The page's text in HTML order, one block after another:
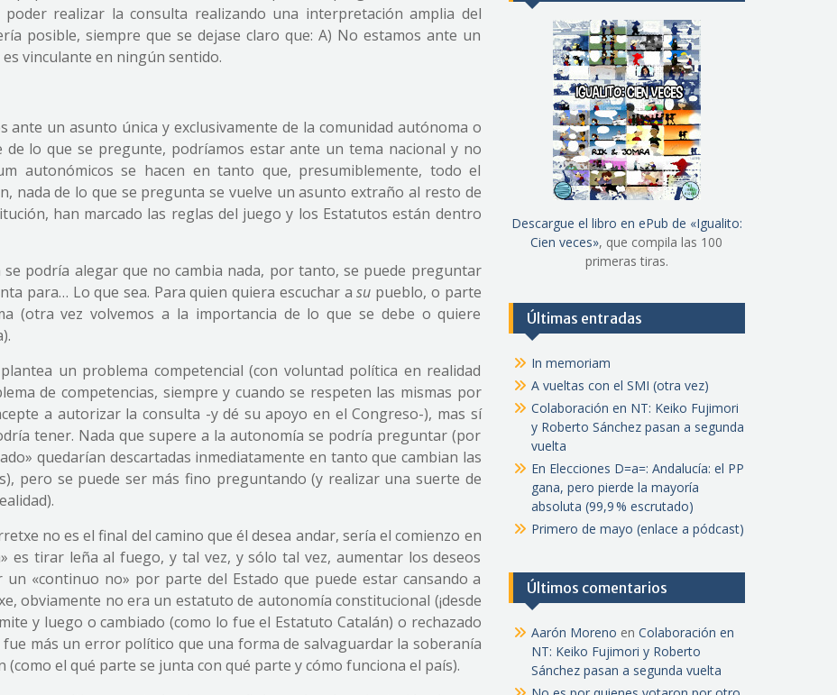
realizar la consulta realizando una interpretación amplia del
posible, siempre que se dejase claro que: A) No estamos ante un
vinculante en ningún sentido.
un asunto única y exclusivamente de la comunidad autónoma o
de lo que se pregunte, podríamos estar ante un tema nacional y no
autonómicos se hacen en tanto que, presumiblemente, todo el
nada de lo que se pregunta se vuelve un asunto extraño al resto de
han marcado las reglas del juego y los Estatutos están dentro
podría alegar que no cambia nada, por tanto, se puede preguntar
para… Lo que sea. Para quien quiera escuchar asu pueblo, o parte
(otra vez volvemos a la importancia de lo que se debe o quiere
un problema competencial (con voluntad política en realidad
de competencias, siempre y cuando se respeten las mismas por
a autorizar la consulta -y dé su apoyo en el Congreso-), mas sí
tener. Nada que supere a la autonomía se podría preguntar (por
quedarían descartadas inmediatamente en tanto que cambian las
pero se puede ser más fino preguntando (y realizar una suerte de
no es el final del camino que él desea andar, sería el comienzo en
es tirar leña al fuego, y tal vez, y sólo tal vez, aumentar los deseos
«continuo no» por parte del Estado que puede estar cansando a
obviamente no era un estatuto de autonomía constitucional (¡desde
y luego o cambiado (como lo fue el Estatuto Catalán) o rechazado
más un error político que una forma de salvaguardar la soberanía
el qué parte se junta con qué parte y cómo funciona el país).
Descargue el libro en ePub de «Igualito:
Cien veces», que compila las 100
primeras tiras.
Últimas entradas
In memoriam
A vueltas con el SMI (otra vez)
Colaboración en NT: Keiko Fujimori
y Roberto Sánchez pasan a segunda
vuelta
En Elecciones D=a=: Andalucía: el PP
gana, pero pierde la mayoría
absoluta (99,9 % escrutado)
Primero de mayo (enlace a pódcast)
Últimos comentarios
Aarón Moreno en Colaboración en
NT: Keiko Fujimori y Roberto
Sánchez pasan a segunda vuelta